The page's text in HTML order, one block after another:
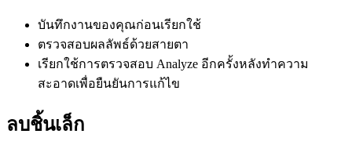
บันทึกงานของคุณก่อนเรียกใช้
ตรวจสอบผลลัพธ์ด้วยสายตา
เรียกใช้การตรวจสอบ Analyze อีกครั้งหลังทำความ
สะอาดเพื่อยืนยันการแก้ไข
ลบชิ้นเล็ก